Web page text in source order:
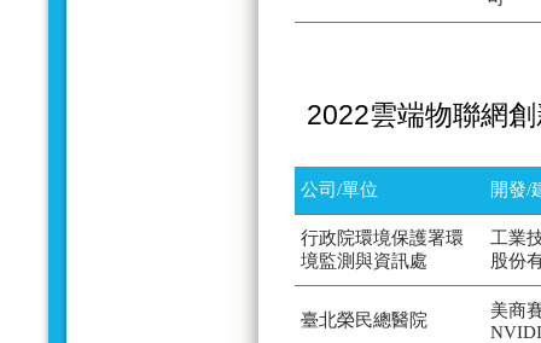
2022雲端物聯網
公司/單位 開發/
行政院環境保護署環
境監測與資訊處
工業
股份
臺北榮民總醫院
美商